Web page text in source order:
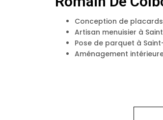
Conception de
Artisan menuisier à
Pose de parquet à
Aménagement